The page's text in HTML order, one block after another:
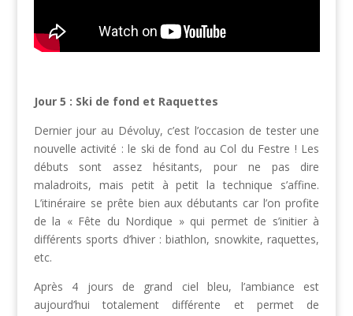
Jour 5 : Ski de fond et Raquettes
Dernier jour au Dévoluy, c’est l’occasion de tester une
nouvelle activité : le ski de fond au Col du Festre ! Les
débuts sont assez hésitants, pour ne pas dire
maladroits, mais petit à petit la technique s’affine.
L’itinéraire se prête bien aux débutants car l’on profite
de la « Fête du Nordique » qui permet de s’initier à
différents sports d’hiver : biathlon, snowkite, raquettes,
etc.
Après 4 jours de grand ciel bleu, l’ambiance est
aujourd’hui totalement différente et permet de